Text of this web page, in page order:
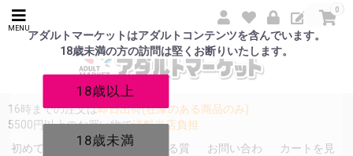
アダルトマーケットはアダルトコンテンツを含んでいます。
18歳未満の方の訪問は堅くお断りいたします。
18歳以上
18歳未満
MENU
0
16時までの注文は即日出荷(在庫のある商品のみ)
5500円以上のお買い物で送料当店負担
初めての方
発送方
よくある質
お問い合わ
カートを見